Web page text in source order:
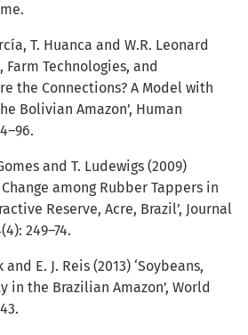
T. Huanca and W.R. Leonard
Farm Technologies, and
the Connections? A Model with
Bolivian Amazon’, Human
and T. Ludewigs (2009)
among Rubber Tappers in
Reserve, Acre, Brazil’, Journal
249–74.
E. J. Reis (2013) ‘Soybeans,
the Brazilian Amazon’, World